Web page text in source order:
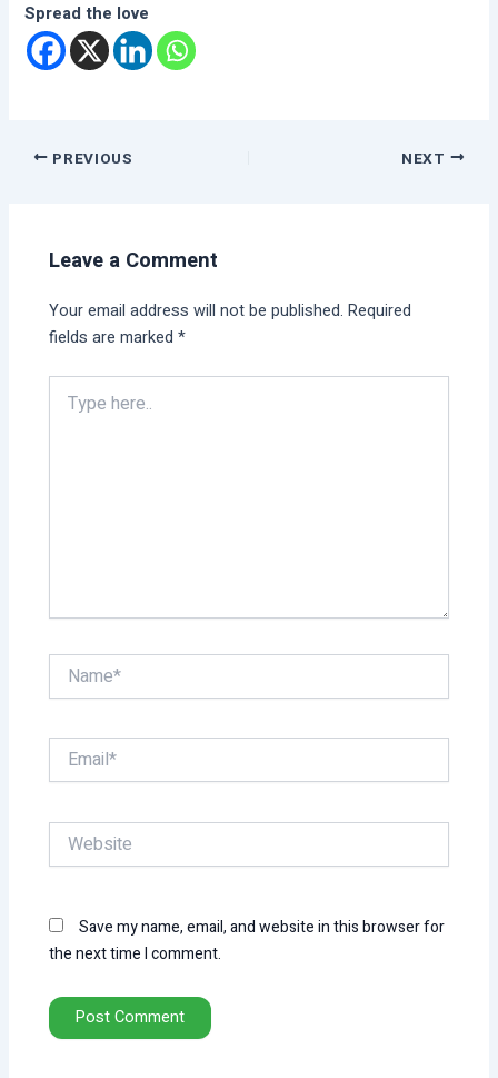
Spread the love
PREVIOUS NEXT
Leave a Comment
Your email address will not be published. Required
fields are marked*
here..
Name*
Email*
Website
Save my name, email, and website in this browser for
the next time I comment.